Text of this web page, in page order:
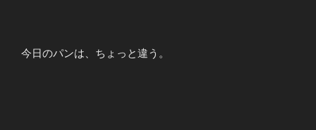
今日のパンは、ちょっと違う。